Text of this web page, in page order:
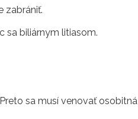
zabrániť.
sa biliárnym litiasom.
sa musí venovať osobitná